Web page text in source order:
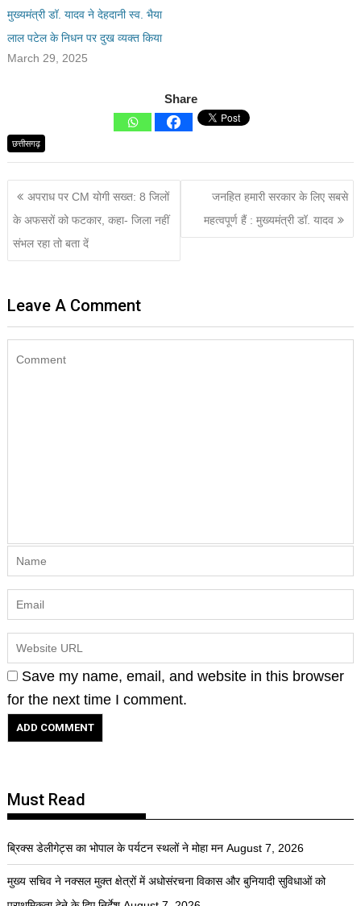
मुख्यमंत्री डॉ. यादव ने देहदानी स्व. भैया
लाल पटेल के निधन पर दुख व्यक्त किया
March 29, 2025
Share
छत्तीसगढ़
अपराध पर CM योगी सख्त: 8 जिलों
के अफसरों को फटकार, कहा- जिला नहीं
संभल रहा तो बता दें
जनहित हमारी सरकार के लिए सबसे
महत्वपूर्ण हैं : मुख्यमंत्री डॉ. यादव
Leave A Comment
Save my name, email, and website in this browser
for the next time I comment.
Must Read
ब्रिक्स डेलीगेट्स का भोपाल के पर्यटन स्थलों ने मोहा मन August 7, 2026
मुख्य सचिव ने नक्सल मुक्त क्षेत्रों में अधोसंरचना विकास और बुनियादी सुविधाओं को